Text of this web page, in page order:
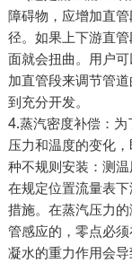
障碍物，应增加直
径。如果上下游直
面就会扭曲。用户
加直管段来调节管
到充分开发。
4.蒸汽密度补偿：
压力和温度的变化
种不规则安装：测
在规定位置流量表
措施。在蒸汽压力
管感应的，零点必
凝水的重力作用会